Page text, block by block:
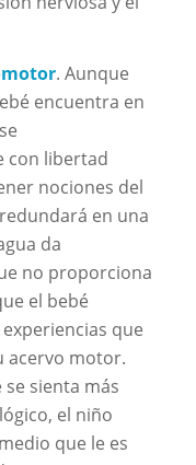
. Aunque
encuentra en
con libertad
nociones del
en una
da
no proporciona
el bebé
que
acervo motor.
sienta más
el niño
que le es